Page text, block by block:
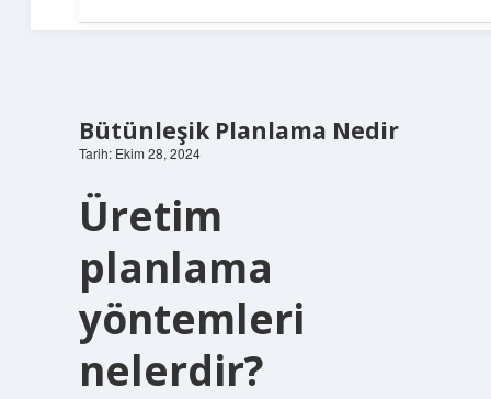
Bütünleşik Planlama Nedir
Tarih: Ekim 28, 2024
Üretim
planlama
yöntemleri
nelerdir?